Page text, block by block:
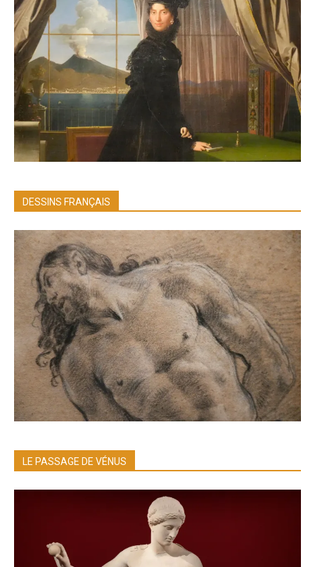
DESSINS FRANÇAIS
LE PASSAGE DE VÉNUS